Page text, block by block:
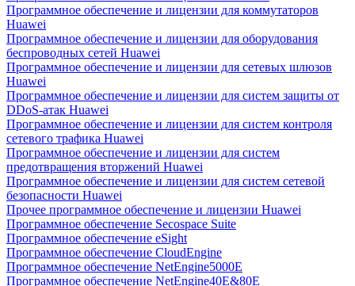
Программное обеспечение и лицензии для коммутаторов
Huawei
Программное обеспечение и лицензии для оборудования
беспроводных сетей Huawei
Программное обеспечение и лицензии для сетевых шлюзов
Huawei
Программное обеспечение и лицензии для систем защиты от
DDoS-атак Huawei
Программное обеспечение и лицензии для систем контроля
сетевого трафика Huawei
Программное обеспечение и лицензии для систем
предотвращения вторжений Huawei
Программное обеспечение и лицензии для систем сетевой
безопасности Huawei
Прочее программное обеспечение и лицензии Huawei
Программное обеспечение Secospace Suite
Программное обеспечение eSight
Программное обеспечение CloudEngine
Программное обеспечение NetEngine5000E
Программное обеспечение NetEngine40E&80E